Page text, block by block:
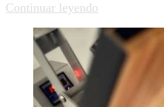
Continuar leyendo